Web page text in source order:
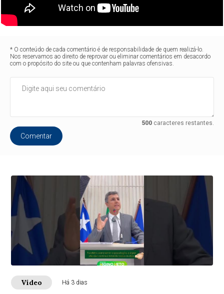
* O conteúdo de cada comentário é de responsabilidade de quem realizá-lo.
Nos reservamos ao direito de reprovar ou eliminar comentários em desacordo
com o propósito do site ou que contenham palavras ofensivas.
500caracteres restantes.
Comentar
Vídeo Há 3 dias